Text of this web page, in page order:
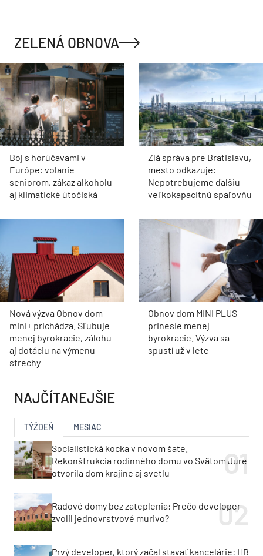
ZELENÁ OBNOVA
Boj s horúčavami v
Európe: volanie
seniorom, zákaz alkoholu
aj klimatické útočiská
Zlá správa pre Bratislavu,
mesto odkazuje:
Nepotrebujeme ďalšiu
veľkokapacitnú spaľovňu
Nová výzva Obnov dom
mini+ prichádza. Sľubuje
menej byrokracie, zálohu
aj dotáciu na výmenu
strechy
Obnov dom MINI PLUS
prinesie menej
byrokracie. Výzva sa
spustí už v lete
NAJČÍTANEJŠIE
TÝŽDEŇ MESIAC
Socialistická kocka v novom šate.
Rekonštrukcia rodinného domu vo Svätom Jure
otvorila dom krajine aj svetlu
Radové domy bez zateplenia: Prečo developer
zvolil jednovrstvové murivo?
Prvý developer, ktorý začal stavať kancelárie: HB